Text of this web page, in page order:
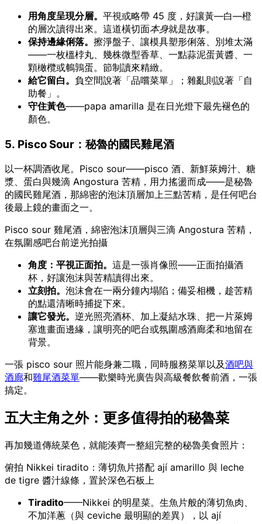
用角度呈現分層。 平視或略帶 45 度，好讓黃—白—橙
的層次讀得出來。這道橫切面本身就是故事。
保持邊緣俐落。 擦淨盤子、讓模具塑形俐落、別堆太滿
——一枚榲桲丸、幾株微型香草、一點蒜泥蛋黃醬、一
顆橄欖或鵪鶉蛋。節制讀來精緻。
給它留白。 負空間說著「品嚐菜單」；雜亂則說著「自
助餐」。
守住黃色——papa amarilla 是在日光燈下最先褪色的
顏色。
5. Pisco Sour：秘魯的國民雞尾酒
以一杯調酒收尾。Pisco sour——pisco 酒、新鮮萊姆汁、糖
漿、蛋白與幾滴 Angostura 苦精，用力搖盪而成——是秘魯
的國民雞尾酒，那綿密的泡沫頂層加上三點苦精，是任何吧台
後最上鏡的畫面之一。
Pisco sour 雞尾酒，綿密泡沫頂層與三滴 Angostura 苦精，
在氛圍感吧台前逆光拍攝
角度：平視正面拍。 這是一張肖像照——正面拍攝酒
杯，好讓泡沫與苦精讀得出來。
立刻拍。 泡沫會在一兩分鐘內塌陷；備妥相機，趁苦精
的點還清晰時捕捉下來。
讓它發光。 逆光照亮酒杯、加上凝結水珠、把一片萊姆
塞進畫面邊緣，讓明亮的吧台或氛圍感酒廊柔和地留在
背景。
一張 pisco sour 照片能身兼二職，同時服務菜單以及酒吧與
酒廊和雞尾酒菜單——歡樂時光廣告與高級餐飲餐前酒，一張
搞定。
五大主角之外：更多值得拍的秘魯菜
再加幾道傳統菜色，就能湊齊一整組完整的秘魯美食照片：
俯拍 Nikkei tiradito：薄切魚片搭配 ají amarillo 與 leche
de tigre 醬汁線條，置於深色石板上
Tiradito——Nikkei 的明星菜。生魚片般的薄切魚肉、
不加洋蔥（與 ceviche 最明顯的差異），以 ají